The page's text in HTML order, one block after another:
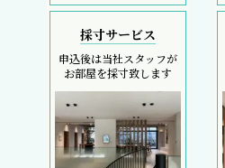
採寸サービス
申込後は当社スタッフが
お部屋を採寸致します